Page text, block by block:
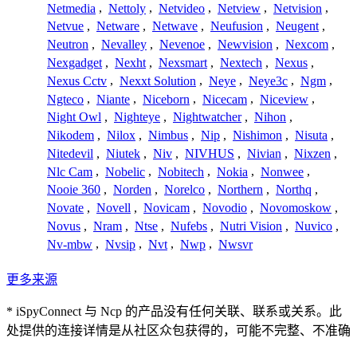
Netmedia , Nettoly , Netvideo , Netview , Netvision ,
Netvue , Netware , Netwave , Neufusion , Neugent ,
Neutron , Nevalley , Nevenoe , Newvision , Nexcom ,
Nexgadget , Nexht , Nexsmart , Nextech , Nexus ,
Nexus Cctv , Nexxt Solution , Neye , Neye3c , Ngm ,
Ngteco , Niante , Niceborn , Nicecam , Niceview ,
Night Owl , Nighteye , Nightwatcher , Nihon ,
Nikodem , Nilox , Nimbus , Nip , Nishimon , Nisuta ,
Nitedevil , Niutek , Niv , NIVHUS , Nivian , Nixzen ,
Nlc Cam , Nobelic , Nobitech , Nokia , Nonwee ,
Nooie 360 , Norden , Norelco , Northern , Northq ,
Novate , Novell , Novicam , Novodio , Novomoskow ,
Novus , Nram , Ntse , Nufebs , Nutri Vision , Nuvico ,
Nv-mbw , Nvsip , Nvt , Nwp , Nwsvr
更多来源
* iSpyConnect 与 Ncp 的产品没有任何关联、联系或关系。此
处提供的连接详情是从社区众包获得的，可能不完整、不准确